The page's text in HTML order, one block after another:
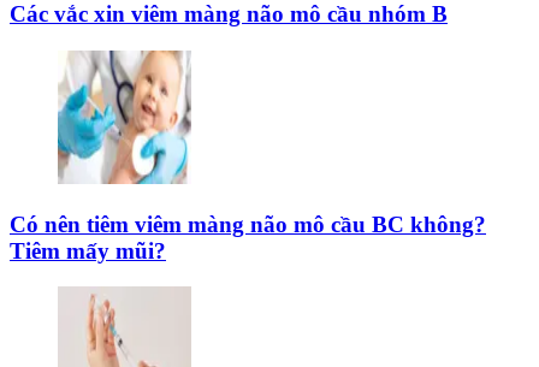
Các vắc xin viêm màng não mô cầu nhóm B
Có nên tiêm viêm màng não mô cầu BC không?
Tiêm mấy mũi?